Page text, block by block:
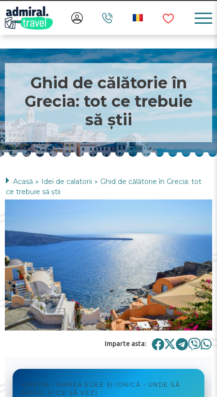
Ghid de călătorie în
Grecia: tot ce trebuie
să știi
Acasă > Idei de calatorii > Ghid de călătorie în Grecia: tot
ce trebuie să știi
Imparte asta:
GRECIA • MAREA EGEE ȘI IONICĂ • UNDE SĂ
MERGI ȘI CE SĂ VEZI